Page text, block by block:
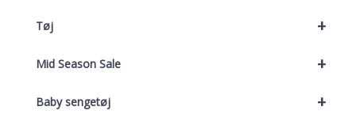
+
Tøj
+
Mid Season Sale
+
Baby sengetøj